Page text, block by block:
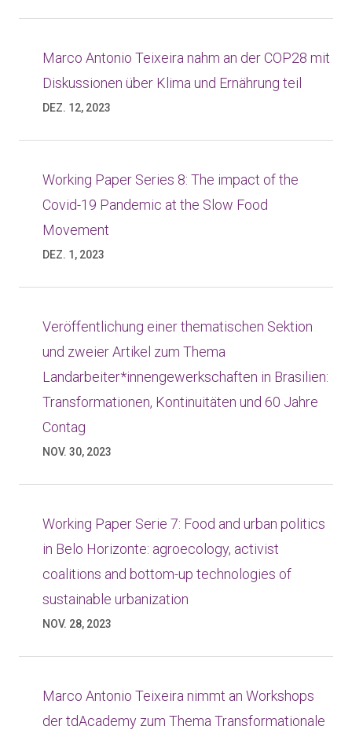
Marco Antonio Teixeira nahm an der COP28 mit
Diskussionen über Klima und Ernährung teil
DEZ. 12, 2023
Working Paper Series 8: The impact of the
Covid-19 Pandemic at the Slow Food
Movement
DEZ. 1, 2023
Veröffentlichung einer thematischen Sektion
und zweier Artikel zum Thema
Landarbeiter*innengewerkschaften in Brasilien:
Transformationen, Kontinuitäten und 60 Jahre
Contag
NOV. 30, 2023
Working Paper Serie 7: Food and urban politics
in Belo Horizonte: agroecology, activist
coalitions and bottom-up technologies of
sustainable urbanization
NOV. 28, 2023
Marco Antonio Teixeira nimmt an Workshops
der tdAcademy zum Thema Transformationale